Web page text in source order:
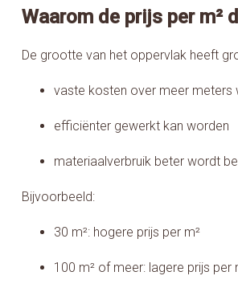
Waarom de prijs per m²
De grootte van het oppervlak heeft
vaste kosten over meer meters
efficiënter gewerkt kan worden
materiaalverbruik beter wordt
Bijvoorbeeld:
30 m²: hogere prijs per m²
100 m² of meer: lagere prijs per